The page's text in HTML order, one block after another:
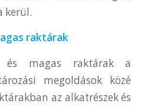
kerül.
raktárak
magas raktárak a
megoldások közé
az alkatrészek és